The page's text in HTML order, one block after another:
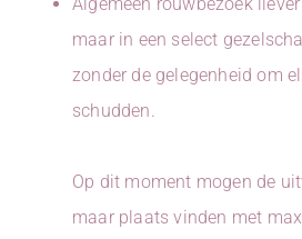
maar in een select
zonder de gelegenheid om
schudden.
Op dit moment mogen de
maar plaats vinden met